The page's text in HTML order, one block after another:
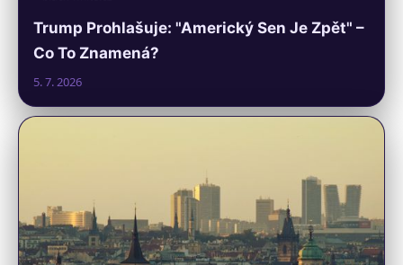
Trump Prohlašuje: "Americký Sen Je Zpět" –
Co To Znamená?
5. 7. 2026